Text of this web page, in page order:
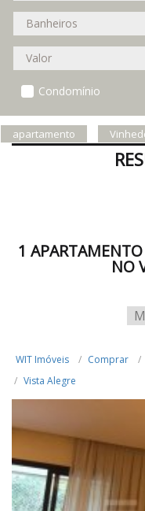
Condomínio
apartamento
1
NO
WIT Imóveis Comprar
Vista Alegre